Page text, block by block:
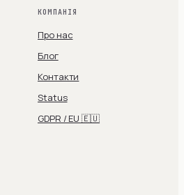
КОМПАНІЯ
Про нас
Блог
Контакти
Status
GDPR / EU 🇪🇺